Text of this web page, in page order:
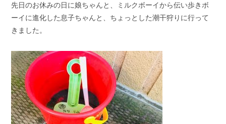
先日のお休みの日に娘ちゃんと、ミルクボーイから伝い歩きボ
ーイに進化した息子ちゃんと、ちょっとした潮干狩りに行って
きました。